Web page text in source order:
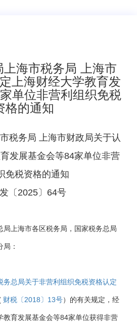
上海市税务局 上海市
上海财经大学教育发
单位非营利组织免税
格的通知
税务局 上海市财政局关于认
发展基金会等84家单位非营
免税资格的通知
〔2025〕64号
局上海市各区税务局，国家税务总局
局：
务总局关于非营利组织免税资格认定
财税〔2018〕13号）的有关规定，经
教育发展基金会等84家单位获得非营